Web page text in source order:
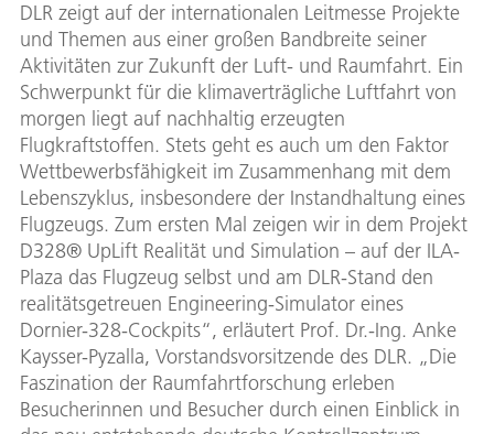
DLR zeigt auf der internationalen Leitmesse Projekte
und Themen aus einer großen Bandbreite seiner
Aktivitäten zur Zukunft der Luft- und Raumfahrt. Ein
Schwerpunkt für die klimaverträgliche Luftfahrt von
morgen liegt auf nachhaltig erzeugten
Flugkraftstoffen. Stets geht es auch um den Faktor
Wettbewerbsfähigkeit im Zusammenhang mit dem
Lebenszyklus, insbesondere der Instandhaltung eines
Flugzeugs. Zum ersten Mal zeigen wir in dem Projekt
D328® UpLift Realität und Simulation – auf der ILA-
Plaza das Flugzeug selbst und am DLR-Stand den
realitätsgetreuen Engineering-Simulator eines
Dornier-328-Cockpits“, erläutert Prof. Dr.-Ing. Anke
Kaysser-Pyzalla, Vorstandsvorsitzende des DLR. „Die
Faszination der Raumfahrtforschung erleben
Besucherinnen und Besucher durch einen Einblick in